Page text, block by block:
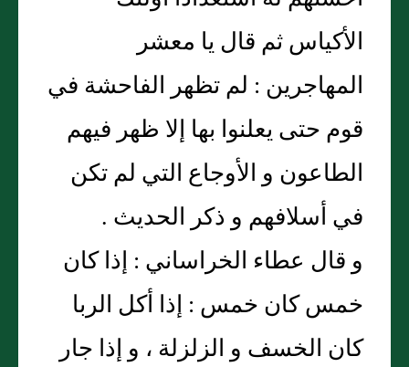
الأكياس ثم قال يا معشر
المهاجرين : لم تظهر الفاحشة في
قوم حتى يعلنوا بها إلا ظهر فيهم
الطاعون و الأوجاع التي لم تكن
في أسلافهم و ذكر الحديث .
و قال عطاء الخراساني : إذا كان
خمس كان خمس : إذا أكل الربا
كان الخسف و الزلزلة ، و إذا جار